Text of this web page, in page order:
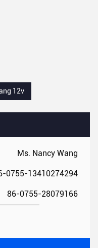
Ms. Nancy Wang
0755-13410274294
86-0755-28079166
12v